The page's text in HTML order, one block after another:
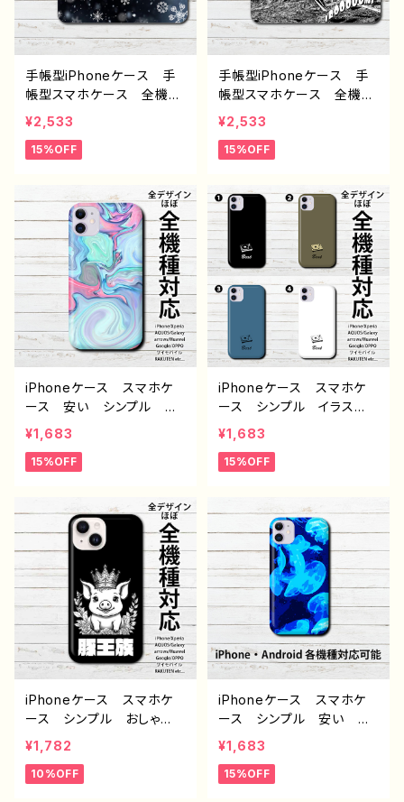
ター ノンブランド オリジ
ナル デザイン グッズ タ
イトル：夏空のビニキ J1-9
手帳型iPhoneケース 手
帳型スマホケース 全機種
対応 おしゃれ メンズ
レディース 女子 安い
おしゃれ 人気 冬 雪
16/15/14/13 AQUOS sen
se 4 5 6 Xperia Goo
glepixel Galaxy ARR
OWSZenfone スマホカ
バー iPhone 携帯 カ
バー ケース アイフォン
ケース タイトル：雪の結
晶 J1-9
¥2,533
15%OFF
手帳型iPhoneケース 手
帳型スマホケース 全機種
対応 安い かっこいい
おしゃれ クール メン
ズ 個性的 おすすめ 人
生 男子 iPhone17/16/1
5/14/13 AQUOS sense
4 5 6 Xperia Google
pixel Galaxy Android
アンドロイド ケース ノ
ンブランド おすすめ 個
性的 人気 イラストレー
ター 絵師 クリエイタ
ー オリジナル デザイ
ン グッズ タイトル：宇宙
¥2,533
15%OFF
iPhoneケース スマホケ
ース 安い シンプル エ
モい画像 かっこいい お
しゃれ かわいい クー
ル メンズ 大人女子 レ
Phone17/16/15/14/13 個
性的 おすすめ 人気 ク
リエイター AQUOS sens
e 4 5 6 Xperia Googl
epixel Galaxy Androi
d アンドロイド ケース
ノンブランド オリジナル
デザイン グッズ タイト
ル：エモいスマホケース PA
RT400 J1-9
¥1,683
15%OFF
iPhoneケース スマホケ
ース シンプル イラス
ト 安い かっこいい お
しゃれ クール メンズ
個性的 おすすめ 人気
3 AQUOS sense 4 5 6
Xperia Googlepixel
Galaxy Android ア
ンドロイド ケース ノンブ
ランド オリジナル デザイ
ン グッズ タイトル：シン
プル スマホケース PART4
02 J1-9
¥1,683
15%OFF
iPhoneケース スマホケ
ース シンプル おしゃ
れ 面白い おもしろスマ
ホケース イラスト ブ
タ 動物 ゆるかわ ゆる
¥1,782
10%OFF
iPhoneケース スマホケ
ース シンプル 安い か
っこいい かわいい メン
ズ レディース おしゃ
れ 個性的 おすすめ 動
¥1,683
15%OFF